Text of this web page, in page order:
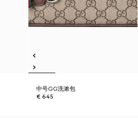
中号GG洗漱包
€ 645